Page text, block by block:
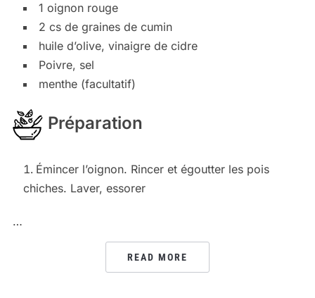
1 oignon rouge
2 cs de graines de cumin
huile d’olive, vinaigre de cidre
Poivre, sel
menthe (facultatif)
Préparation
Émincer l’oignon. Rincer et égoutter les pois
chiches. Laver, essorer
…
READ MORE